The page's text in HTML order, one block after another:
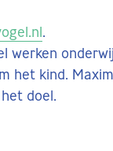
.
werken
het kind.
doel.